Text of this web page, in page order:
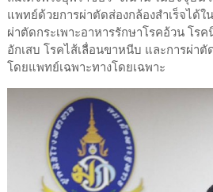
แพทย์ด้วยการผ่าตัดส่องกล้องสำเร็จได้ใ
ผ่าตัดกระเพาะอาหารรักษาโรคอ้วน โร
อักเสบ โรคไส้เลื่อนขาหนีบ และการผ่าตั
โดยแพทย์เฉพาะทางโดยเฉพาะ